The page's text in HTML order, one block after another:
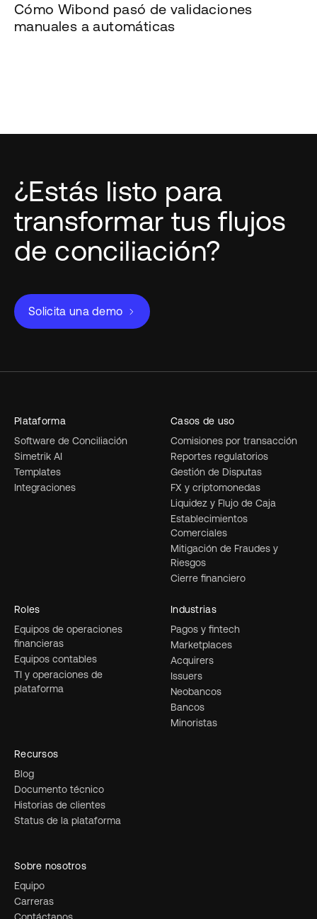
Cómo Wibond pasó de validaciones
manuales a automáticas
¿Estás listo para
transformar tus flujos
de conciliación?
Solicita una demo
Plataforma
Software de Conciliación
Simetrik AI
Templates
Integraciones
Casos de uso
Comisiones por transacción
Reportes regulatorios
Gestión de Disputas
FX y criptomonedas
Liquidez y Flujo de Caja
Establecimientos
Comerciales
Mitigación de Fraudes y
Riesgos
Cierre financiero
Industrias
Pagos y fintech
Marketplaces
Acquirers
Issuers
Neobancos
Bancos
Minoristas
Roles
Equipos de operaciones
financieras
Equipos contables
TI y operaciones de
plataforma
Recursos
Blog
Documento técnico
Historias de clientes
Status de la plataforma
Sobre nosotros
Equipo
Carreras